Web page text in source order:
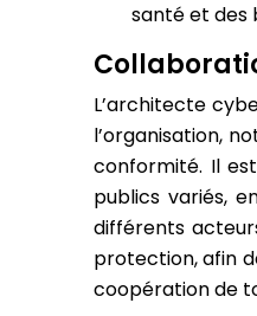
santé et des
L’architecte
l’organisation,
conformité. Il
publics variés,
différents
protection, afin
coopération de